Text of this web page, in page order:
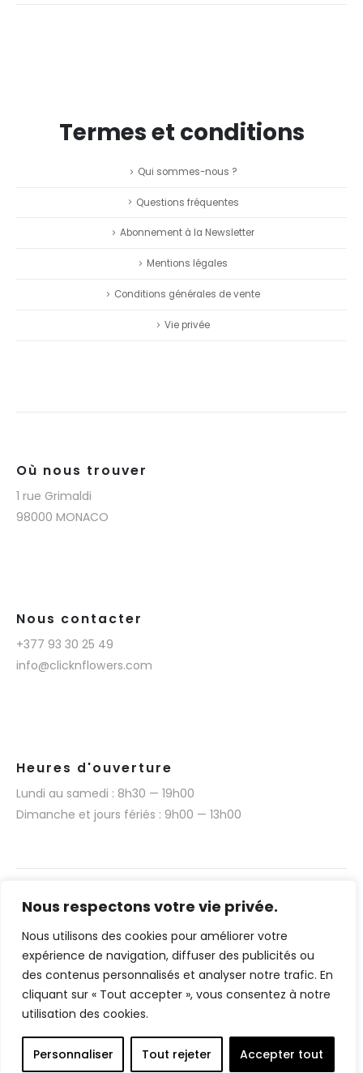
Nous respectons votre vie privée.
Nous utilisons des cookies pour améliorer votre
expérience de navigation, diffuser des publicités ou
des contenus personnalisés et analyser notre trafic. En
cliquant sur « Tout accepter », vous consentez à notre
utilisation des cookies.
Personnaliser Tout rejeter Accepter tout
Termes et conditions
Qui sommes-nous ?
Questions fréquentes
Abonnement à la Newsletter
Mentions légales
Conditions générales de vente
Vie privée
Où nous trouver
1 rue Grimaldi
98000 MONACO
Nous contacter
+377 93 30 25 49
info@clicknflowers.com
Heures d'ouverture
Lundi au samedi : 8h30 — 19h00
Dimanche et jours fériés : 9h00 — 13h00
Narmino SARL © 2025. Tous droits réservés.
Réalisation technique du site web par Media 377
(www.media377.com)
Français English Anglais)